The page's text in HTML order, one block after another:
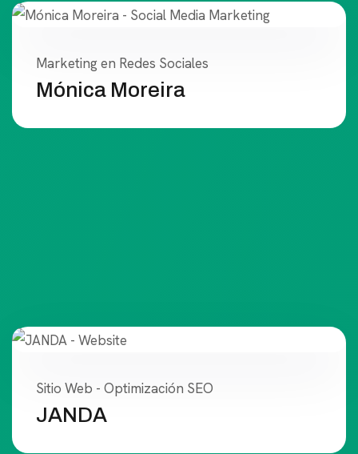
Marketing en Redes Sociales
Mónica Moreira
Sitio Web - Optimización SEO
JANDA